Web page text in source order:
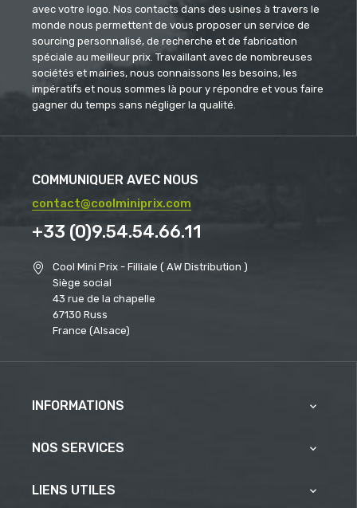
avec votre logo. Nos contacts dans des usines à travers le
monde nous permettent de vous proposer un service de
sourcing personnalisé, de recherche et de fabrication
spéciale au meilleur prix. Travaillant avec de nombreuses
sociétés et mairies, nous connaissons les besoins, les
impératifs et nous sommes là pour y répondre et vous faire
gagner du temps sans négliger la qualité.
COMMUNIQUER AVEC NOUS
contact@coolminiprix.com
+33 (0)9.54.54.66.11
Cool Mini Prix - Filliale ( AW Distribution )
Siège social
43 rue de la chapelle
67130 Russ
France (Alsace)
INFORMATIONS 
NOS SERVICES 
LIENS UTILES 